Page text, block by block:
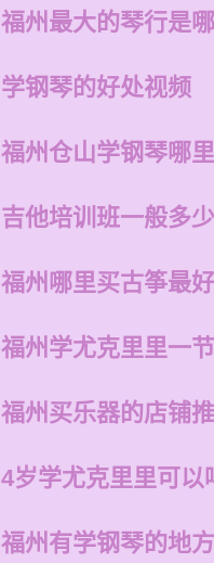
福州最大的琴行是
学钢琴的好处视频
福州仓山学钢琴哪
吉他培训班一般多
福州哪里买古筝最好
福州学尤克里里一
福州买乐器的店铺
4岁学尤克里里可以
福州有学钢琴的地